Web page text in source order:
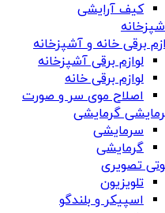
کیف آرایشی
برقی خانه و آشپزخانه
لوازم برقی آشپزخانه
لوازم برقی خانه
اصلاح موی سر و صورت
گرمایشی
سرمایشی
گرمایشی
تصویری
تلویزیون
اسپیکر و بلندگو